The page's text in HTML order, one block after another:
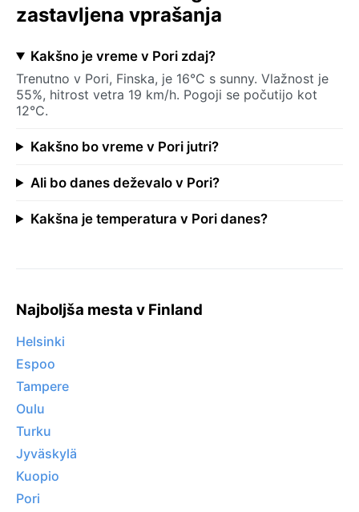
zastavljena vprašanja
Kakšno je vreme v Pori zdaj?
Trenutno v Pori, Finska, je 16°C s sunny. Vlažnost je
55%, hitrost vetra 19 km/h. Pogoji se počutijo kot
12°C.
Kakšno bo vreme v Pori jutri?
Ali bo danes deževalo v Pori?
Kakšna je temperatura v Pori danes?
Najboljša mesta v Finland
Helsinki
Espoo
Tampere
Oulu
Turku
Jyväskylä
Kuopio
Pori